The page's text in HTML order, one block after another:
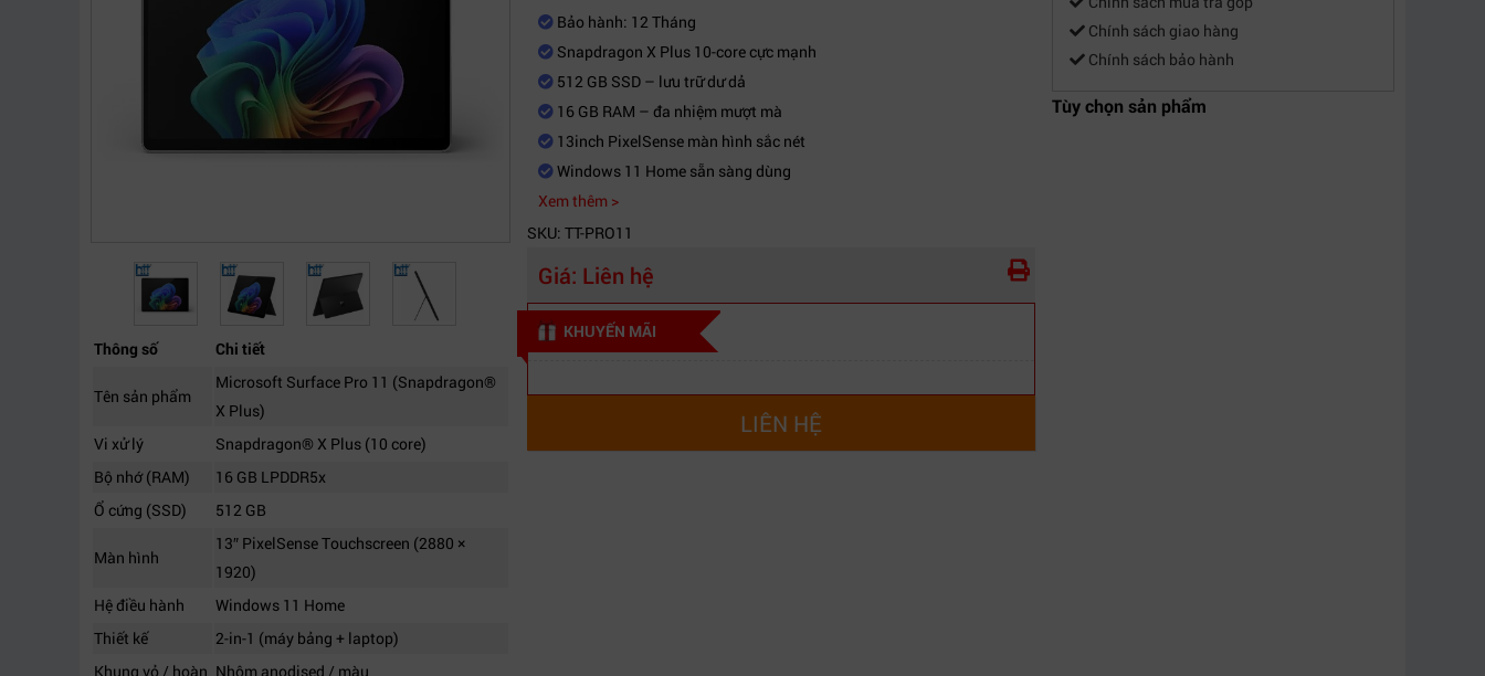
Thông số Chi tiết
Tên sản phẩm
Microsoft Surface Pro 11 (Snapdragon®
X Plus)
Vi xử lý
Snapdragon® X Plus (10 core)
Bộ nhớ (RAM)
16 GB LPDDR5x
Ổ cứng (SSD)
512 GB
Màn hình
13″ PixelSense Touchscreen (2880 ×
1920)
Hệ điều hành
Windows 11 Home
Thiết kế
2-in-1 (máy bảng + laptop)
Khung vỏ / hoàn Nhôm anodised / màu
Bảo hành: 12 Tháng
Snapdragon X Plus 10-core cực mạnh
512 GB SSD – lưu trữ dư dả
16 GB RAM – đa nhiệm mượt mà
13inch PixelSense màn hình sắc nét
Windows 11 Home sẵn sàng dùng
Xem thêm >
SKU: TT-PRO11
Giá: Liên hệ
KHUYẾN MÃI
LIÊN HỆ
Chính sách giao hàng
Chính sách bảo hành
Tùy chọn sản phẩm